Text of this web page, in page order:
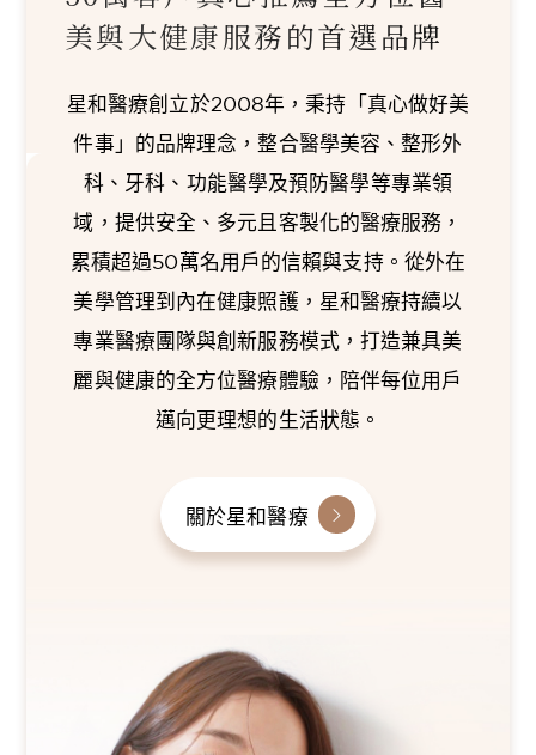
美與大健康服務的首選品牌
星和醫療創立於2008年，秉持「真心做好美
件事」的品牌理念，整合醫學美容、整形外
科、牙科、功能醫學及預防醫學等專業領
域，提供安全、多元且客製化的醫療服務，
累積超過50萬名用戶的信賴與支持。從外在
美學管理到內在健康照護，星和醫療持續以
專業醫療團隊與創新服務模式，打造兼具美
麗與健康的全方位醫療體驗，陪伴每位用戶
邁向更理想的生活狀態。
關於星和醫療